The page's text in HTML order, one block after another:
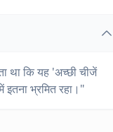
था कि यह 'अच्छी चीजें
भ्रमित रहा।"